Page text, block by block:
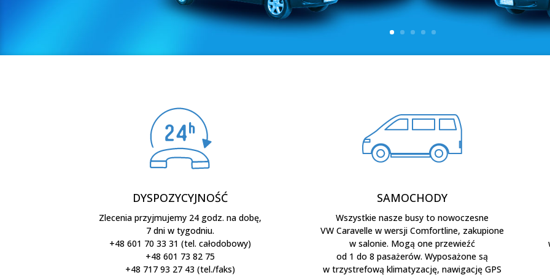
DYSPOZYCYJNOŚĆ
Zlecenia przyjmujemy 24 godz. na dobę,
7 dni w tygodniu.
+48 601 70 33 31 (tel. całodobowy)
+48 601 73 82 75
+48 717 93 27 43 (tel./faks)
SAMOCHODY
Wszystkie nasze busy to nowoczesne
VW Caravelle w wersji Comfortline, zakupione
w salonie. Mogą one przewieźć
od 1 do 8 pasażerów. Wyposażone są
w trzystrefową klimatyzację, nawigację GPS